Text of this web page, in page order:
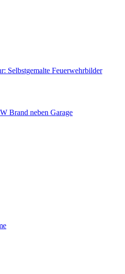
Selbstgemalte Feuerwehrbilder
Brand neben Garage